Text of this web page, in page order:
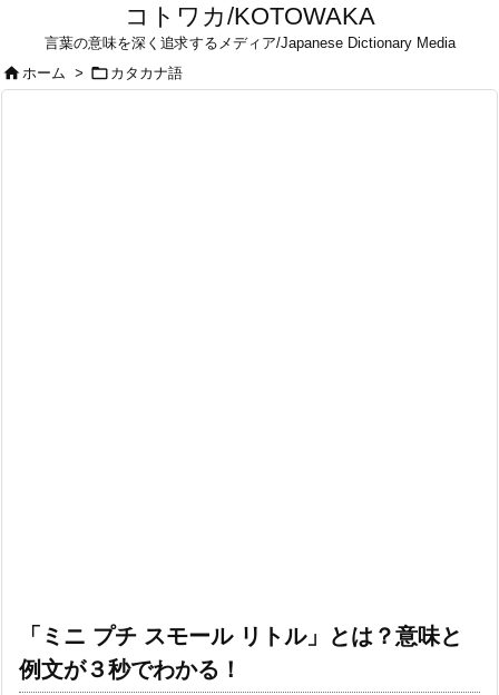
コトワカ/KOTOWAKA
言葉の意味を深く追求するメディア/Japanese Dictionary Media
ホーム >  カタカナ語
「ミニ プチ スモール リトル」とは？意味と
例文が３秒でわかる！